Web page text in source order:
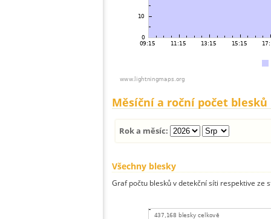
Měsíční a roční počet blesků
Rok a měsíc:
Všechny blesky
Graf počtu blesků v detekční síti respektive ze